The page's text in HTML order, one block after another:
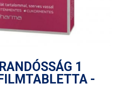
1
-